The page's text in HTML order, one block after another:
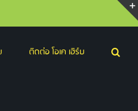
ติดต่อ โอเค เฮิร์บ